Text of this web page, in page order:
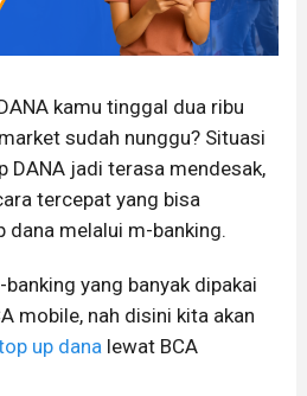
kamu tinggal dua ribu
sudah nunggu? Situasi
DANA jadi terasa mendesak,
tercepat yang bisa
dana melalui m-banking.
yang banyak dipakai
mobile, nah disini kita akan
up dana lewat BCA